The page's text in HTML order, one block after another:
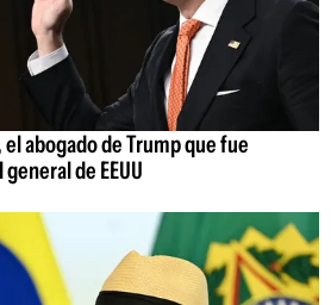
abogado de Trump que fue
de EEUU